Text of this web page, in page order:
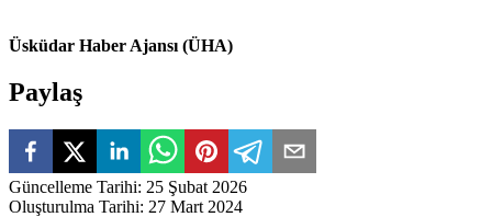
Üsküdar Haber Ajansı (ÜHA)
Paylaş
Güncelleme Tarihi: 25 Şubat 2026
Oluşturulma Tarihi: 27 Mart 2024